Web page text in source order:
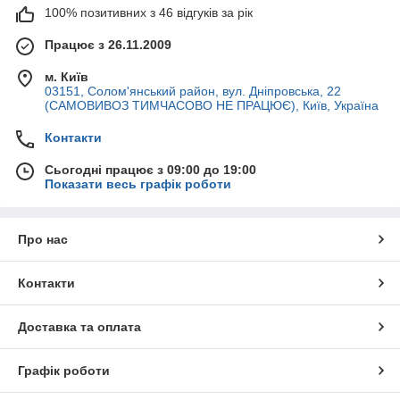
100% позитивних з 46 відгуків за рік
Працює з 26.11.2009
м. Київ
03151, Солом'янський район, вул. Дніпровська, 22
(САМОВИВОЗ ТИМЧАСОВО НЕ ПРАЦЮЄ), Київ, Україна
Контакти
Сьогодні працює з 09:00 до 19:00
Показати весь графік роботи
Про нас
Контакти
Доставка та оплата
Графік роботи